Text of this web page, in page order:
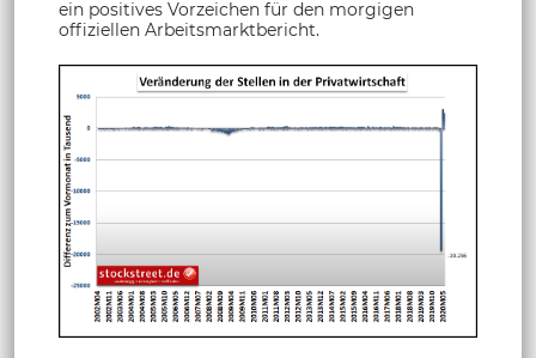
ein positives Vorzeichen für den morgigen
offiziellen Arbeitsmarktbericht.